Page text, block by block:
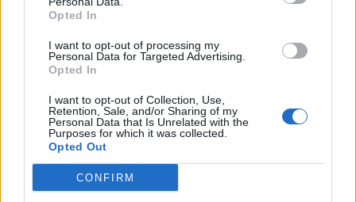
Opted In
I want to opt-out of processing my
Personal Data for Targeted Advertising.
Opted In
I want to opt-out of Collection, Use,
Retention, Sale, and/or Sharing of my
Personal Data that Is Unrelated with the
Purposes for which it was collected.
Opted Out
CONFIRM